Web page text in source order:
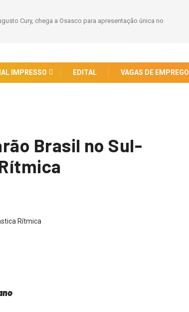
Cury, chega a Osasco para apresentação única no
IMPRESSO EDITAL VAGAS DE EMPREGO
Brasil no Sul-